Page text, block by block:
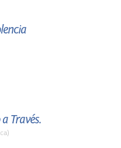
Través.